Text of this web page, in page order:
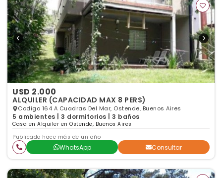
USD 2.000
ALQUILER (CAPACIDAD MAX 8 PERS)
Codigo 164 A Cuadras Del Mar, Ostende, Buenos Aires
5 ambientes | 3 dormitorios | 3 baños
Casa en Alquiler en Ostende, Buenos Aires
Publicado hace más de un año
WhatsApp Consultar